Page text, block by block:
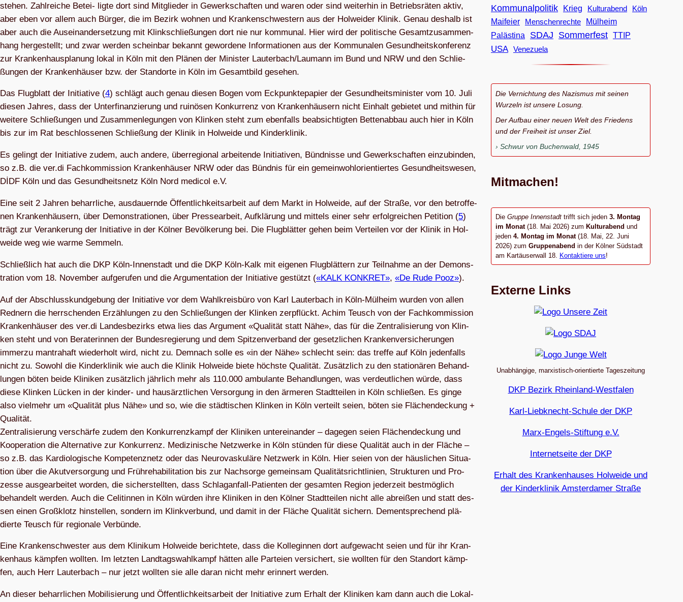
ste­hen. Zahl­rei­che Betei- ligte dort sind Mit­glie­der in Gewerk­schaf­ten und waren oder sind wei­ter­hin in Betriebs­rä­ten aktiv,
aber eben vor allem auch Bür­ger, die im Bezirk woh­nen und Kran­ken­schwes­tern aus der Hol­wei­der Kli­nik. Genau des­halb ist
aber auch die Aus­ein­an­der­set­zung mit Klink­schlie­ßun­gen dort nie nur kom­mu­nal. Hier wird der poli­ti­sche Gesamt­zu­sam­men­
hang her­ge­stellt; und zwar wer­den schein­bar bekannt gewor­dene Infor­ma­tio­nen aus der Kom­mu­na­len Gesund­heits­kon­fe­renz
zur Kran­ken­haus­pla­nung lokal in Köln mit den Plä­nen der Minis­ter Lauterbach/Laumann im Bund und NRW und den Schlie­
ßun­gen der Kran­ken­häu­ser bzw. der Stand­orte in Köln im Gesamt­bild gesehen.
Das Flug­blatt der Initia­tive (4) schlägt auch genau die­sen Bogen vom Eck­punk­te­pa­pier der Gesund­heits­mi­nis­ter vom 10. Juli
die­sen Jah­res, dass der Unter­fi­nan­zie­rung und rui­nö­sen Kon­kur­renz von Kran­ken­häu­sern nicht Ein­halt gebie­tet und mit­hin für
wei­tere Schlie­ßun­gen und Zusam­men­le­gun­gen von Klin­ken steht zum eben­falls beab­sich­tig­ten Bet­ten­ab­bau auch hier in Köln
bis zur im Rat beschlos­se­nen Schlie­ßung der Kli­nik in Hol­weide und Kinderklinik.
Es gelingt der Initia­tive zudem, auch andere, über­re­gio­nal arbei­tende Initia­ti­ven, Bünd­nisse und Gewerk­schaf­ten ein­zu­bin­den,
so z.B. die ver.di Fach­kom­mis­sion Kran­ken­häu­ser NRW oder das Bünd­nis für ein gemein­wohl­ori­en­tier­tes Gesund­heits­we­sen,
DİDF Köln und das Gesund­heits­netz Köln Nord med­icol e.V.
Eine seit 2 Jah­ren beharr­li­che, aus­dau­ernde Öffent­lich­keits­ar­beit auf dem Markt in Hol­weide, auf der Straße, vor den betrof­fe­
nen Kran­ken­häu­sern, über Demons­tra­tio­nen, über Pres­se­ar­beit, Auf­klä­rung und mit­tels einer sehr erfolg­rei­chen Peti­tion (5)
trägt zur Ver­an­ke­rung der Initia­tive in der Köl­ner Bevöl­ke­rung bei. Die Flug­blät­ter gehen beim Ver­tei­len vor der Kli­nik in Hol­
weide weg wie warme Semmeln.
Schließ­lich hat auch die DKP Köln-Innen­stadt und die DKP Köln-Kalk mit eige­nen Flug­blät­tern zur Teil­nahme an der Demons­
tra­tion vom 18. Novem­ber auf­ge­ru­fen und die Argu­men­ta­tion der Initia­tive gestützt («KALK KON­KRET», «De Rude Pooz»).
Auf der Abschluss­kund­ge­bung der Initia­tive vor dem Wahl­kreis­büro von Karl Lau­ter­bach in Köln-Mül­heim wur­den von allen
Red­nern die herr­schen­den Erzäh­lun­gen zu den Schlie­ßun­gen der Klin­ken zer­pflückt. Achim Teusch von der Fach­kom­mis­sion
Kran­ken­häu­ser des ver.di Lan­des­be­zirks etwa lies das Argu­ment «Qua­li­tät statt Nähe», das für die Zen­tra­li­sie­rung von Klin­
ken steht und von Bera­te­rin­nen der Bun­des­re­gie­rung und dem Spit­zen­ver­band der gesetz­li­chen Kran­ken­ver­si­che­run­gen
immerzu man­tra­haft wie­der­holt wird, nicht zu. Dem­nach solle es «in der Nähe» schlecht sein: das treffe auf Köln jeden­falls
nicht zu. Sowohl die Kin­der­kli­nik wie auch die Kli­nik Hol­weide biete höchste Qua­li­tät. Zusätz­lich zu den sta­tio­nä­ren Behand­
lun­gen böten beide Kli­ni­ken zusätz­lich jähr­lich mehr als 110.000 ambu­lante Behand­lun­gen, was ver­deut­li­chen würde, dass
diese Klin­ken Lücken in der kin­der- und haus­ärzt­li­chen Ver­sor­gung in den ärme­ren Stadt­tei­len in Köln schlie­ßen. Es ginge
also viel­mehr um «Qua­li­tät plus Nähe» und so, wie die städ­ti­schen Klin­ken in Köln ver­teilt seien, böten sie Flä­chen­de­ckung +
Qua­li­tät.
Zen­tra­li­sie­rung ver­schärfe zudem den Kon­kur­renz­kampf der Kli­ni­ken unter­ein­an­der – dage­gen seien Flä­chen­de­ckung und
Koope­ra­tion die Alter­na­tive zur Kon­kur­renz. Medi­zi­ni­sche Netz­werke in Köln stün­den für diese Qua­li­tät auch in der Flä­che –
so z.B. das Kar­dio­lo­gi­sche Kom­pe­tenz­netz oder das Neu­ro­vas­ku­läre Netz­werk in Köln. Hier seien von der häus­li­chen Situa­
tion über die Akut­ver­sor­gung und Früh­re­ha­bi­li­ta­tion bis zur Nach­sorge gemein­sam Qua­li­täts­richt­li­nien, Struk­tu­ren und Pro­
zesse aus­ge­ar­bei­tet wor­den, die sicher­stell­ten, dass Schlag­an­fall-Pati­en­ten der gesam­ten Region jeder­zeit best­mög­lich
behan­delt wer­den. Auch die Celi­tin­nen in Köln wür­den ihre Kli­ni­ken in den Köl­ner Stadt­tei­len nicht alle abrei­ßen und statt des­
sen einen Groß­klotz hin­stel­len, son­dern im Klink­ver­bund, und damit in der Flä­che Qua­li­tät sichern. Dem­entspre­chend plä­
dierte Teusch für regio­nale Verbünde.
Eine Kran­ken­schwes­ter aus dem Kli­ni­kum Hol­weide berich­tete, dass die Kol­le­gin­nen dort auf­ge­wacht seien und für ihr Kran­
ken­haus kämp­fen woll­ten. Im letz­ten Land­tags­wahl­kampf hät­ten alle Par­teien ver­si­chert, sie woll­ten für den Stand­ort kämp­
fen, auch Herr Lau­ter­bach – nur jetzt woll­ten sie alle daran nicht mehr erin­nert werden.
An die­ser beharr­li­chen Mobi­li­sie­rung und Öffent­lich­keits­ar­beit der Initia­tive zum Erhalt der Kli­ni­ken kam dann auch die Lokal­
Kommunalpolitik Krieg Kulturabend
Köln
Maifeier
Menschenrechte
Mülheim
Palästina
SDAJ Sommerfest TTIP
USA Venezuela
Die Vernichtung des Nazismus mit seinen
Wurzeln ist unsere Losung.
Der Aufbau einer neuen Welt des Friedens
und der Freiheit ist unser Ziel.
Schwur von Buchenwald, 1945
Mitmachen!
Die Gruppe Innenstadt trifft sich jeden 3. Montag
im Monat (18. Mai 2026) zum Kulturabend und
jeden 4. Montag im Monat(18. Mai, 22. Juni
2026) zum Gruppenabend in der Kölner Südstadt
am Kartäuserwall 18.
Kontaktiere uns!
Externe Links
Unabhängige, marxistisch-orientierte Tageszeitung
DKP Bezirk Rheinland-Westfalen
Karl-Liebknecht-Schule der DKP
Marx-Engels-Stiftung e.V.
Internetseite der DKP
Erhalt des Krankenhauses Holweide und
der Kinderklinik Amsterdamer Straße